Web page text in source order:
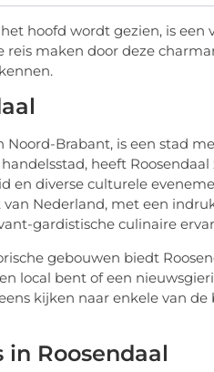
hoofd wordt gezien, is
reis maken door deze
Noord-Brabant, is een stad
heeft
en diverse culturele
Nederland, met een
gardistische culinaire
gebouwen biedt
local bent of een
kijken naar enkele van
in Roosendaal